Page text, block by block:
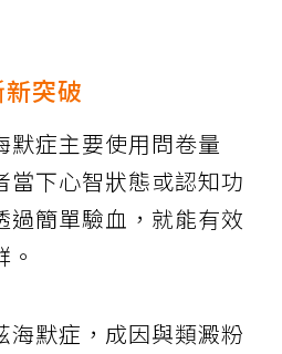
突破
默症主要使用問卷量
當下心智狀態或認知功
過簡單驗血，就能有效
海默症，成因與類澱粉